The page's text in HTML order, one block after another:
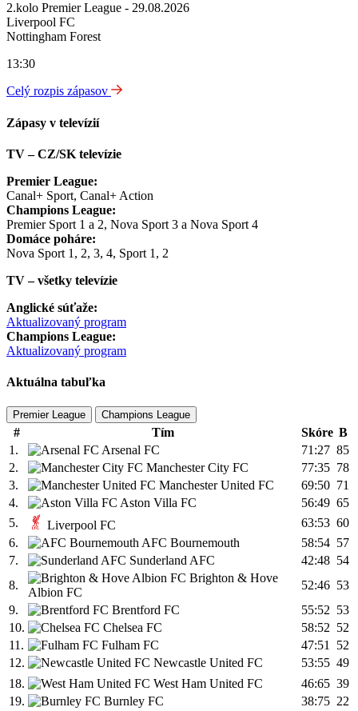
2.kolo Premier League - 29.08.2026
Liverpool FC
Nottingham Forest
13:30
Celý rozpis zápasov
Zápasy v televízií
TV – CZ/SK televízie
Premier League:
Canal+ Sport, Canal+ Action
Champions League:
Premier Sport 1 a 2, Nova Sport 3 a Nova Sport 4
Domáce poháre:
Nova Sport 1, 2, 3, 4, Sport 1, 2
TV – všetky televízie
Anglické súťaže:
Aktualizovaný program
Champions League:
Aktualizovaný program
Aktuálna tabuľka
Premier League Champions League
# Tím Skóre B
1.
Arsenal FC 71:27 85
2.
Manchester City FC 77:35 78
3.
Manchester United FC 69:50 71
4.
Aston Villa FC 56:49 65
5.
Liverpool FC 63:53 60
6.
AFC Bournemouth 58:54 57
7.
Sunderland AFC 42:48 54
8.
Brighton & Hove
Albion FC
52:46 53
9.
Brentford FC 55:52 53
10.
Chelsea FC 58:52 52
11.
Fulham FC 47:51 52
12.
Newcastle United FC 53:55 49
18.
West Ham United FC 46:65 39
19.
Burnley FC 38:75 22